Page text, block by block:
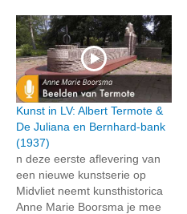
Kunst in LV: Albert Termote &
De Juliana en Bernhard-bank
(1937)
n deze eerste aflevering van
een nieuwe kunstserie op
Midvliet neemt kunsthistorica
Anne Marie Boorsma je mee